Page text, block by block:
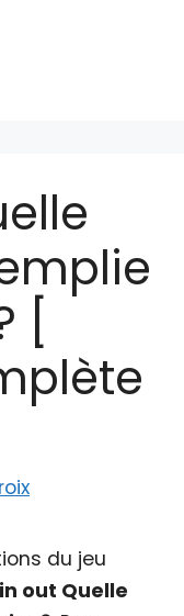
du jeu
out Quelle